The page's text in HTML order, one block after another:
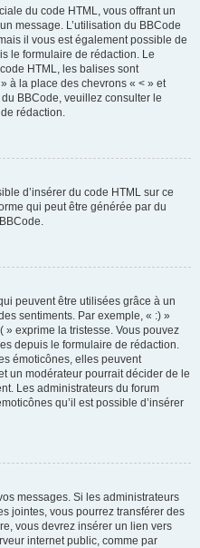
du code HTML, vous offrant un
message. L’utilisation du BBCode
il vous est également possible de
le formulaire de rédaction. Le
HTML, les balises sont
à la place des chevrons « < » et
BBCode, veuillez consulter le
rédaction.
d’insérer du code HTML sur ce
qui peut être générée par du
peuvent être utilisées grâce à un
sentiments. Par exemple, « :) »
» exprime la tristesse. Vous pouvez
depuis le formulaire de rédaction.
émoticônes, elles peuvent
un modérateur pourrait décider de le
Les administrateurs du forum
qu’il est possible d’insérer
messages. Si les administrateurs
jointes, vous pourrez transférer des
vous devrez insérer un lien vers
internet public, comme par